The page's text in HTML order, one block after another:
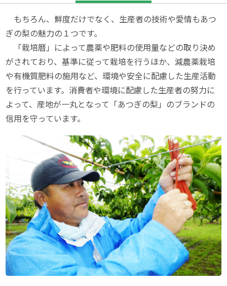
もちろん、鮮度だけでなく、生産者の技術や愛情もあつ
ぎの梨の魅力の１つです。
「栽培暦」によって農薬や肥料の使用量などの取り決め
がされており、基準に従って栽培を行うほか、減農薬栽培
や有機質肥料の施用など、環境や安全に配慮した生産活動
を行っています。消費者や環境に配慮した生産者の努力に
よって、産地が一丸となって「あつぎの梨」のブランドの
信用を守っています。